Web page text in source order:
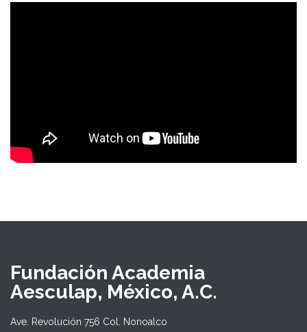
Fundación Academia
Aesculap, México, A.C.
Ave. Revolución 756 Col. Nonoalco